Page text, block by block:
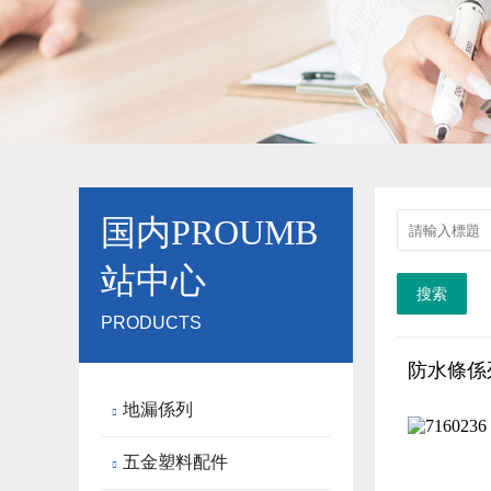
国内PROUMB
站中心
PRODUCTS
 地漏係列
 五金塑料配件
搜索
防水條